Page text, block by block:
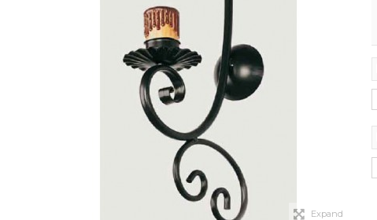
Expand